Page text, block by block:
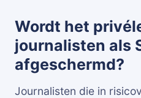
Wordt het
journalisten als
afgeschermd?
Journalisten die in